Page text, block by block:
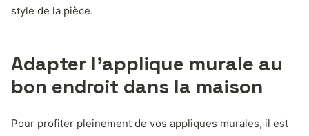
style de la pièce.
Adapter l’applique murale au
bon endroit dans la maison
Pour profiter pleinement de vos appliques murales, il est